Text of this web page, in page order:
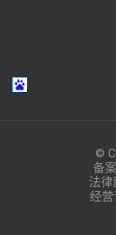
©
备案
法
经营